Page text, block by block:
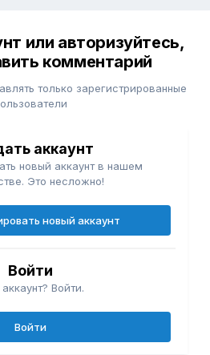
или авторизуйтесь,
комментарий
только зарегистрированные
аккаунт
новый аккаунт в нашем
Это несложно!
новый аккаунт
Войти
аккаунт? Войти.
Войти